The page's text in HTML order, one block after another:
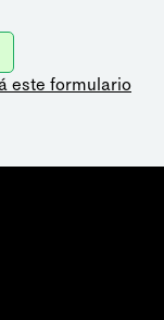
este formulario